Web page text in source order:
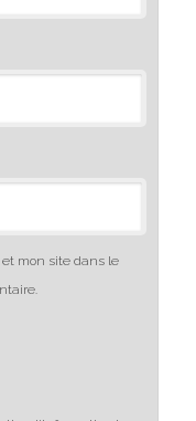
mon site dans le